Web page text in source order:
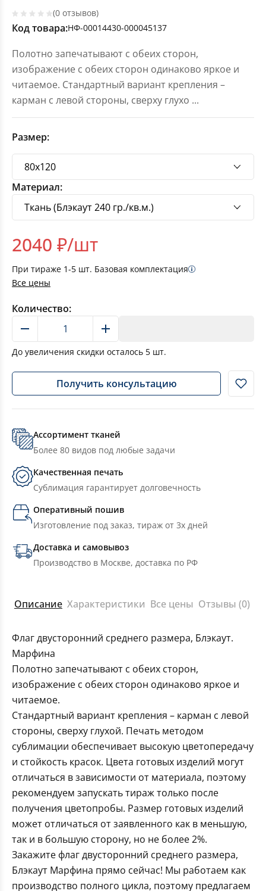
(0 отзывов)
Код товара:НФ-00014430-000045137
Полотно запечатывают с обеих сторон,
изображение с обеих сторон одинаково яркое и
читаемое. Стандартный вариант крепления –
карман с левой стороны, сверху глухо ...
Размер:
Материал:
2040 ₽/шт
При тираже 1-5 шт. Базовая комплектация
Все цены
Количество:
До увеличения скидки осталось 5 шт.
Получить консультацию
Ассортимент тканей
Более 80 видов под любые задачи
Качественная печать
Сублимация гарантирует долговечность
Оперативный пошив
Изготовление под заказ, тираж от 3х дней
Доставка и самовывоз
Производство в Москве, доставка по РФ
Описание Характеристики Все цены Отзывы (0)
Флаг двусторонний среднего размера, Блэкаут.
Марфина
Полотно запечатывают с обеих сторон,
изображение с обеих сторон одинаково яркое и
читаемое.
Стандартный вариант крепления – карман с левой
стороны, сверху глухой. Печать методом
сублимации обеспечивает высокую цветопередачу
и стойкость красок. Цвета готовых изделий могут
отличаться в зависимости от материала, поэтому
рекомендуем запускать тираж только после
получения цветопробы. Размер готовых изделий
может отличаться от заявленного как в меньшую,
так и в большую сторону, но не более 2%.
Закажите флаг двусторонний среднего размера,
Блэкаут Марфина прямо сейчас! Мы работаем как
производство полного цикла, поэтому предлагаем